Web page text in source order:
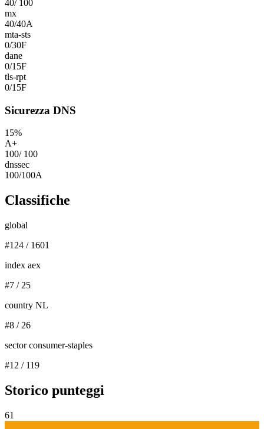
40/ 100
mx
40/40A
mta-sts
0/30F
dane
0/15F
tls-rpt
0/15F
Sicurezza DNS
15%
A+
100/ 100
dnssec
100/100A
Classifiche
global
#124 / 1601
index aex
#7 / 25
country NL
#8 / 26
sector consumer-staples
#12 / 119
Storico punteggi
61